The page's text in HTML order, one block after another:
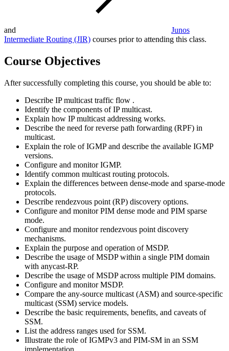
and
Junos
Intermediate Routing (JIR) courses prior to attending this class.
Course Objectives
After successfully completing this course, you should be able to:
Describe IP multicast traffic flow .
Identify the components of IP multicast.
Explain how IP multicast addressing works.
Describe the need for reverse path forwarding (RPF) in
multicast.
Explain the role of IGMP and describe the available IGMP
versions.
Configure and monitor IGMP.
Identify common multicast routing protocols.
Explain the differences between dense-mode and sparse-mode
protocols.
Describe rendezvous point (RP) discovery options.
Configure and monitor PIM dense mode and PIM sparse
mode.
Configure and monitor rendezvous point discovery
mechanisms.
Explain the purpose and operation of MSDP.
Describe the usage of MSDP within a single PIM domain
with anycast-RP.
Describe the usage of MSDP across multiple PIM domains.
Configure and monitor MSDP.
Compare the any-source multicast (ASM) and source-specific
multicast (SSM) service models.
Describe the basic requirements, benefits, and caveats of
SSM.
List the address ranges used for SSM.
Illustrate the role of IGMPv3 and PIM-SM in an SSM
implementation.